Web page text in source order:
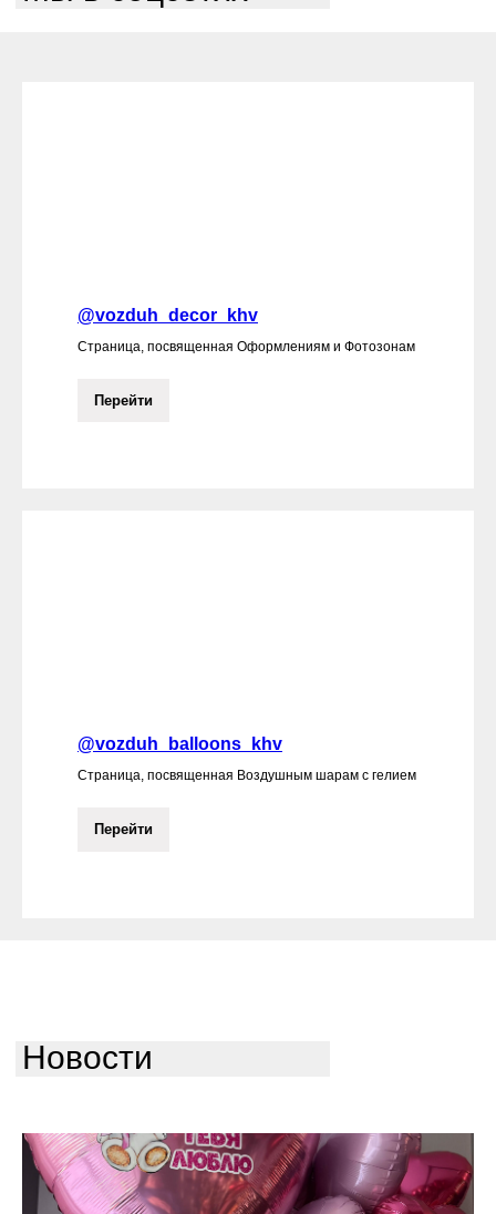
@vozduh_decor_khv
Страница, посвященная Оформлениям и Фотозонам
Перейти
@vozduh_balloons_khv
Страница, посвященная Воздушным шарам с гелием
Перейти
Новости